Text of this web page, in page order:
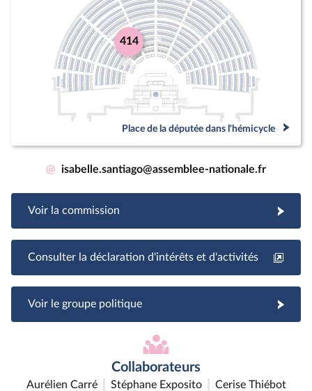
414
Place de la députée dans l'hémicycle
@ isabelle.santiago@assemblee-nationale.fr
Voir la commission
Consulter la déclaration d'intérêts et d'activités
Voir le groupe politique
Collaborateurs
Aurélien Carré Stéphane Exposito Cerise Thiébot